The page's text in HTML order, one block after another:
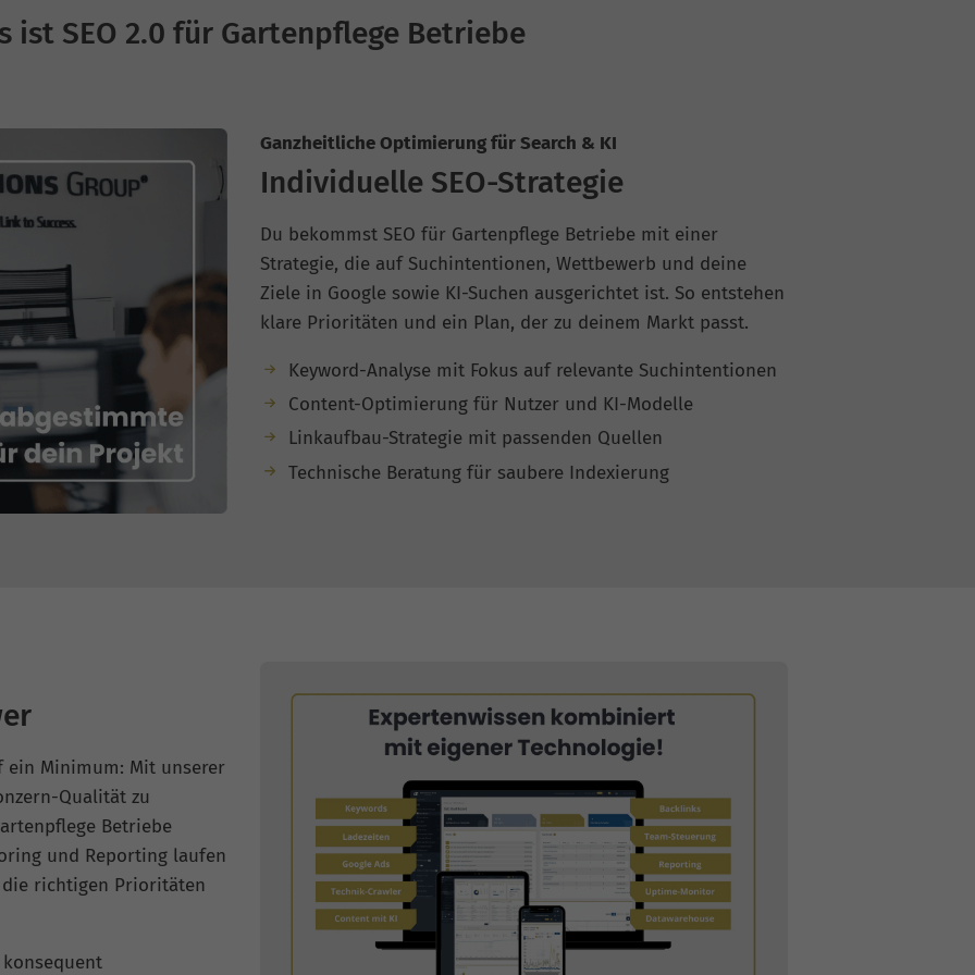
ist SEO 2.0 für Gartenpflege Betriebe
Ganzheitliche Optimierung für Search & KI
Individuelle SEO-Strategie
Du bekommst SEO für Gartenpflege Betriebe mit einer
Strategie, die auf Suchintentionen, Wettbewerb und deine
Ziele in Google sowie KI-Suchen ausgerichtet ist. So entstehen
klare Prioritäten und ein Plan, der zu deinem Markt passt.
Keyword-Analyse mit Fokus auf relevante Suchintentionen
Content-Optimierung für Nutzer und KI-Modelle
Linkaufbau-Strategie mit passenden Quellen
Technische Beratung für saubere Indexierung
ein Minimum: Mit unserer
Qualität zu
Betriebe
und Reporting laufen
die richtigen Prioritäten